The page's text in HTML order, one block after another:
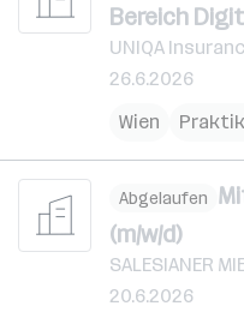
Bereich
UNIQA
26.6.2026
Wien
Abgelaufen
(m/w/d)
SALESIANER
20.6.2026